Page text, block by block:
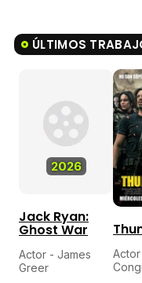
ÚLTIMOS
2026
Jack Ryan:
Ghost War
Actor - James
Greer